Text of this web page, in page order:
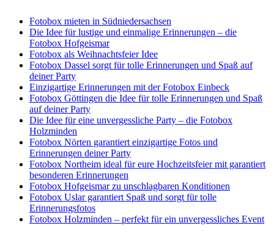
Fotobox mieten in Südniedersachsen
Die Idee für lustige und einmalige Erinnerungen – die
Fotobox Hofgeismar
Fotobox als Weihnachtsfeier Idee
Fotobox Dassel sorgt für tolle Erinnerungen und Spaß auf
deiner Party
Einzigartige Erinnerungen mit der Fotobox Einbeck
Fotobox Göttingen die Idee für tolle Erinnerungen und Spaß
auf deiner Party
Die Idee für eine unvergessliche Party – die Fotobox
Holzminden
Fotobox Nörten garantiert einzigartige Fotos und
Erinnerungen deiner Party
Fotobox Northeim ideal für eure Hochzeitsfeier mit garantiert
besonderen Erinnerungen
Fotobox Hofgeismar zu unschlagbaren Konditionen
Fotobox Uslar garantiert Spaß und sorgt für tolle
Erinnerungsfotos
Fotobox Holzminden – perfekt für ein unvergessliches Event